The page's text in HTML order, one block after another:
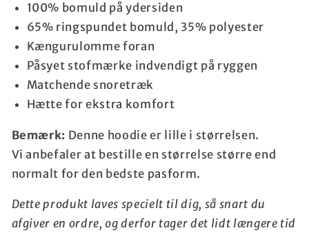
100% bomuld på ydersiden
65% ringspundet bomuld, 35% polyester
Kængurulomme foran
Påsyet stofmærke indvendigt på ryggen
Matchende snoretræk
Hætte for ekstra komfort
Bemærk: Denne hoodie er lille i størrelsen.
Vi anbefaler at bestille en størrelse større end
normalt for den bedste pasform.
Dette produkt laves specielt til dig, så snart du
afgiver en ordre, og derfor tager det lidt længere tid